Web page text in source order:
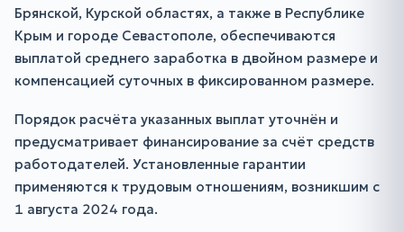
Брянской, Курской областях, а также в Республике
Крым и городе Севастополе, обеспечиваются
выплатой среднего заработка в двойном размере и
компенсацией суточных в фиксированном размере.
Порядок расчёта указанных выплат уточнён и
предусматривает финансирование за счёт средств
работодателей. Установленные гарантии
применяются к трудовым отношениям, возникшим с
1 августа 2024 года.